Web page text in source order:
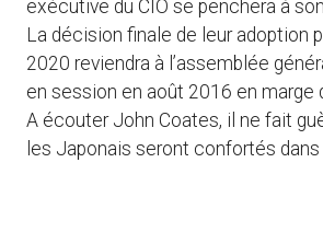
exécutive du CIO se penchera à
La décision finale de leur adoption
2020 reviendra à l’assemblée
en session en août 2016 en marge
A écouter John Coates, il ne fait
les Japonais seront confortés dans